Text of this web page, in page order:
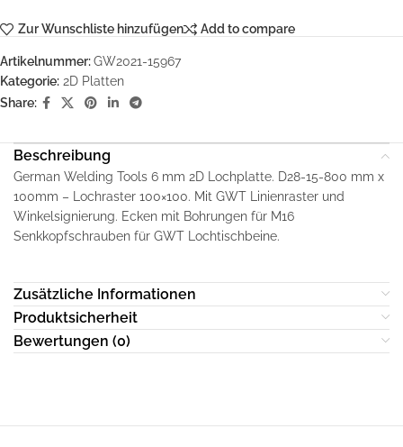
Zur Wunschliste hinzufügen Add to compare
Artikelnummer:GW2021-15967
Kategorie: 2D Platten
Share:
Beschreibung
German Welding Tools 6 mm 2D Lochplatte. D28-15-800 mm x
100mm – Lochraster 100×100. Mit GWT Linienraster und
Winkelsignierung. Ecken mit Bohrungen für M16
Senkkopfschrauben für GWT Lochtischbeine.
Zusätzliche Informationen
Produktsicherheit
Bewertungen (0)